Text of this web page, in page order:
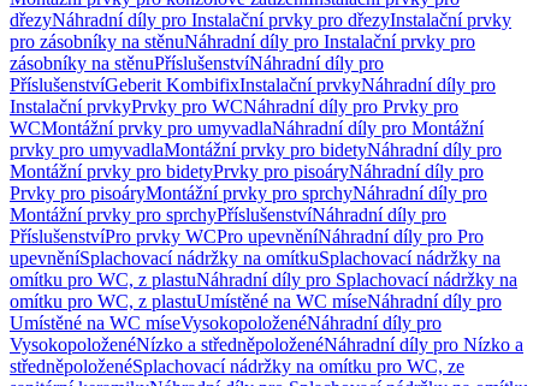
dřezyNáhradní díly pro Instalační prvky pro dřezyInstalační prvky
pro zásobníky na stěnuNáhradní díly pro Instalační prvky pro
zásobníky na stěnuPříslušenstvíNáhradní díly pro
PříslušenstvíGeberit KombifixInstalační prvkyNáhradní díly pro
Instalační prvkyPrvky pro WCNáhradní díly pro Prvky pro
WCMontážní prvky pro umyvadlaNáhradní díly pro Montážní
prvky pro umyvadlaMontážní prvky pro bidetyNáhradní díly pro
Montážní prvky pro bidetyPrvky pro pisoáryNáhradní díly pro
Prvky pro pisoáryMontážní prvky pro sprchyNáhradní díly pro
Montážní prvky pro sprchyPříslušenstvíNáhradní díly pro
PříslušenstvíPro prvky WCPro upevněníNáhradní díly pro Pro
upevněníSplachovací nádržky na omítkuSplachovací nádržky na
omítku pro WC, z plastuNáhradní díly pro Splachovací nádržky na
omítku pro WC, z plastuUmístěné na WC míseNáhradní díly pro
Umístěné na WC míseVysokopoloženéNáhradní díly pro
VysokopoloženéNízko a středněpoloženéNáhradní díly pro Nízko a
středněpoloženéSplachovací nádržky na omítku pro WC, ze